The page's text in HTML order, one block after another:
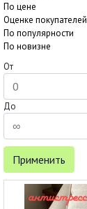
По цене
Оценке покупателей
По популярности
По новизне
От
До
Применить